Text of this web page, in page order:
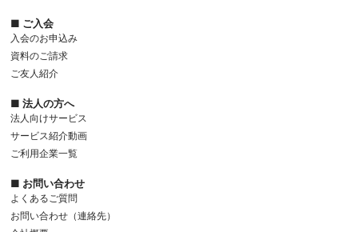
■ ご入会
入会のお申込み
資料のご請求
ご友人紹介
■ 法人の方へ
法人向けサービス
サービス紹介動画
ご利用企業一覧
■ お問い合わせ
よくあるご質問
お問い合わせ（連絡先）